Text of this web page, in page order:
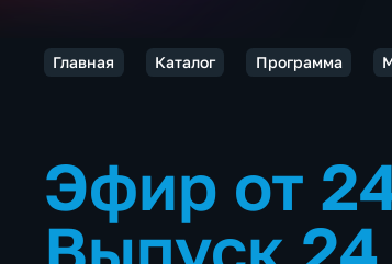
Главная Каталог Программа
Эфир от